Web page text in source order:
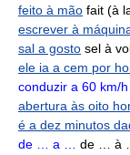
feito à mão fait (à
escrever à
sal a gosto sel à
ele ia a cem por
conduzir a 60 km/h
abertura às oito
é a dez minutos
de … a … de … à